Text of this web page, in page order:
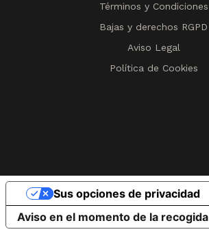
Términos y Condiciones
Bajas y derechos RGPD
Aviso Legal
Política de Cookies
Aviso en el momento de la recogida
Sus opciones de privacidad